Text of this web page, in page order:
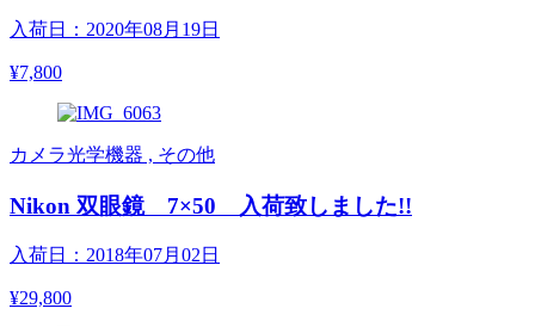
入荷日：2020年08月19日
¥7,800
カメラ光学機器 , その他
Nikon 双眼鏡 7×50 入荷致しました!!
入荷日：2018年07月02日
¥29,800